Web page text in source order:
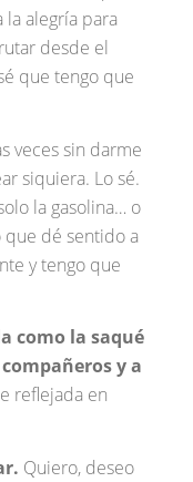
alegría para
desde el
que tengo que
veces sin darme
siquiera. Lo sé.
la gasolina… o
que dé sentido a
y tengo que
como la saqué
y a
reflejada en
Quiero, deseo